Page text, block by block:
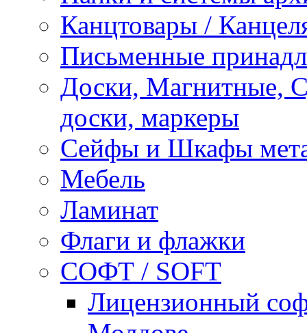
Канцтовары /
Письменные
Доски, Магнитные,
доски, маркеры
Сейфы и Шкафы
Мебель
Ламинат
Флаги и флажки
СОФТ / SOFT
Лицензионный